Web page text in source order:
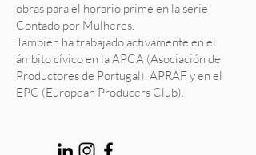
obras para el horario prime en la serie
Contado por Mulheres.
También ha trabajado activamente en el
ámbito cívico en la APCA (Asociación de
Productores de Portugal), APRAF y en el
EPC (European Producers Club).